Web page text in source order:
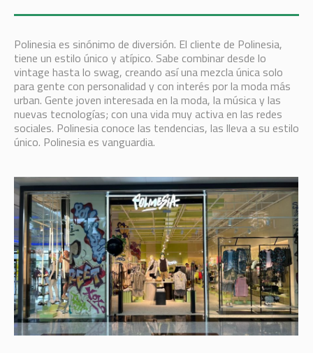
Polinesia es sinónimo de diversión. El cliente de Polinesia,
tiene un estilo único y atípico. Sabe combinar desde lo
vintage hasta lo swag, creando así una mezcla única solo
para gente con personalidad y con interés por la moda más
urban. Gente joven interesada en la moda, la música y las
nuevas tecnologías; con una vida muy activa en las redes
sociales. Polinesia conoce las tendencias, las lleva a su estilo
único. Polinesia es vanguardia.